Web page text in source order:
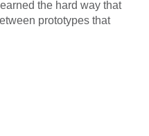
the hard way that
prototypes that